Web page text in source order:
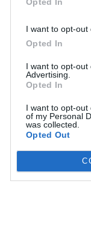
I want to opt-out
Opted In
I want to opt-out
Advertising.
Opted In
I want to opt-out
of my Personal
was collected.
Opted Out